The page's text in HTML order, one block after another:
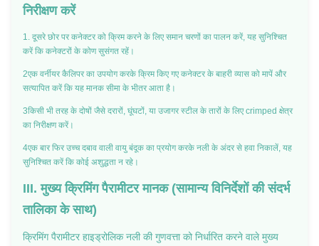
निरीक्षण करें
1. दूसरे छोर पर कनेक्टर को क्रिम करने के लिए समान चरणों का पालन करें, यह सुनिश्चित
करें कि कनेक्टरों के कोण सुसंगत रहें।
2एक वर्नीयर कैलिपर का उपयोग करके क्रिम किए गए कनेक्टर के बाहरी व्यास को मापें और
सत्यापित करें कि यह मानक सीमा के भीतर आता है।
3किसी भी तरह के दोषों जैसे दरारों, घूंघटों, या उजागर स्टील के तारों के लिए crimped क्षेत्र
का निरीक्षण करें।
4एक बार फिर उच्च दबाव वाली वायु बंदूक का प्रयोग करके नली के अंदर से हवा निकालें, यह
सुनिश्चित करें कि कोई अशुद्धता न रहे।
III. मुख्य क्रिमिंग पैरामीटर मानक (सामान्य विनिर्देशों की संदर्भ
तालिका के साथ)
क्रिमिंग पैरामीटर हाइड्रोलिक नली की गुणवत्ता को निर्धारित करने वाले मुख्य